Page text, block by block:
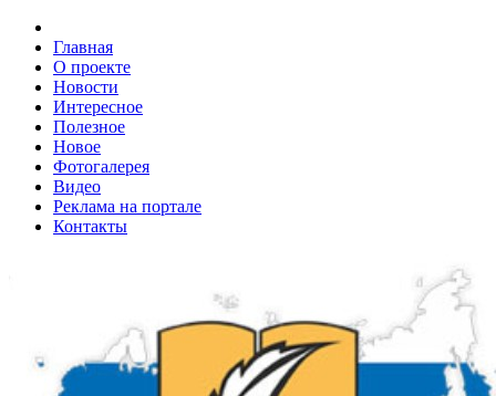
Главная
О проекте
Новости
Интересное
Полезное
Новое
Фотогалерея
Видео
Реклама на портале
Контакты